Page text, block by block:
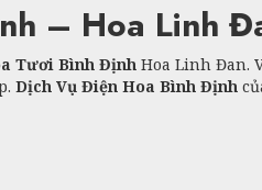
– Hoa Linh
Tươi Bình Định Hoa Linh Đan.
Dịch Vụ Điện Hoa Bình Định